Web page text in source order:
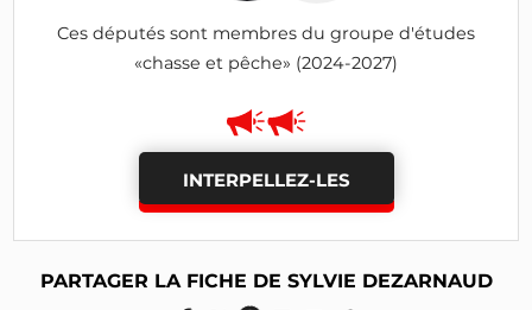
Ces députés sont membres du groupe d'études
«chasse et pêche» (2024-2027)
INTERPELLEZ-LES
PARTAGER LA FICHE DE SYLVIE DEZARNAUD